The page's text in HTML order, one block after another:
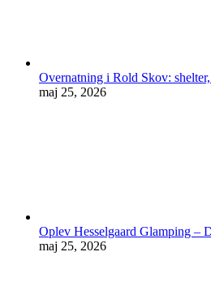
Overnatning i Rold Skov:
maj 25, 2026
Oplev Hesselgaard Glamping –
maj 25, 2026